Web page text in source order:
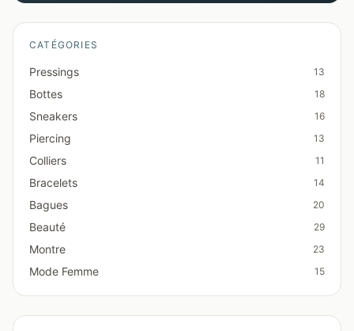
CATÉGORIES
Pressings 13
Bottes 18
Sneakers 16
Piercing 13
Colliers 11
Bracelets 14
Bagues 20
Beauté 29
Montre 23
Mode Femme 15